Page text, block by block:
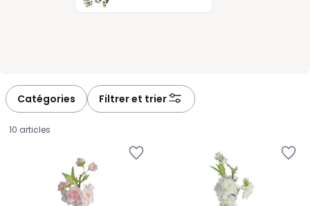
Catégories Filtrer et trier
10 articles